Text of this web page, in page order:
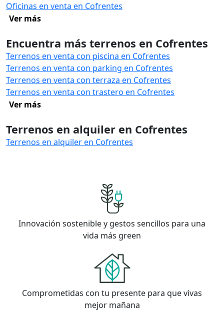
Oficinas en venta en Cofrentes
Ver más
Encuentra más terrenos en Cofrentes
Terrenos en venta con piscina en Cofrentes
Terrenos en venta con parking en Cofrentes
Terrenos en venta con terraza en Cofrentes
Terrenos en venta con trastero en Cofrentes
Ver más
Terrenos en alquiler en Cofrentes
Terrenos en alquiler en Cofrentes
Innovación sostenible y gestos sencillos para una
vida más green
Comprometidas con tu presente para que vivas
mejor mañana